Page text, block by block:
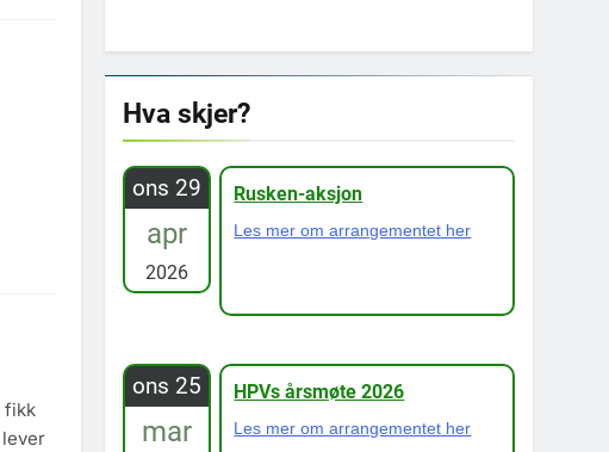
fikk
Hva skjer?
ons 29
apr
2026
Rusken-aksjon
Les mer om arrangementet her
ons 25
mar
HPVs årsmøte 2026
Les mer om arrangementet her